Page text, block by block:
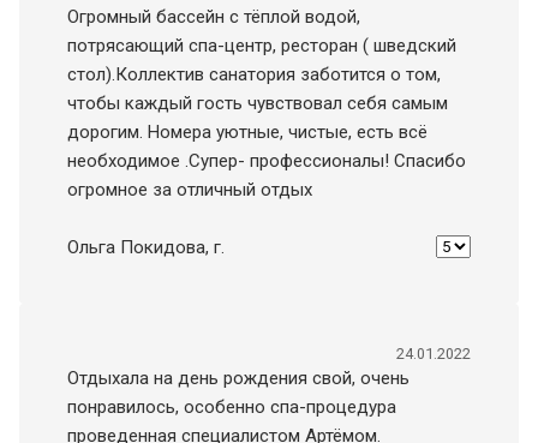
Огромный бассейн с тёплой водой,
потрясающий спа-центр, ресторан ( шведский
стол).Коллектив санатория заботится о том,
чтобы каждый гость чувствовал себя самым
дорогим. Номера уютные, чистые, есть всё
необходимое .Супер- профессионалы! Спасибо
огромное за отличный отдых
Ольга Покидова, г.
24.01.2022
Отдыхала на день рождения свой, очень
понравилось, особенно спа-процедура
проведенная специалистом Артёмом.